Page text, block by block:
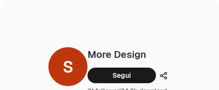
More Design
Segui Condividi